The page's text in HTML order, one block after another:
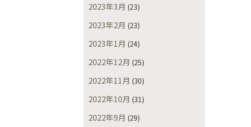
2023年3月 (23)
2023年2月 (23)
2023年1月 (24)
2022年12月 (25)
2022年11月 (30)
2022年10月 (31)
2022年9月 (29)